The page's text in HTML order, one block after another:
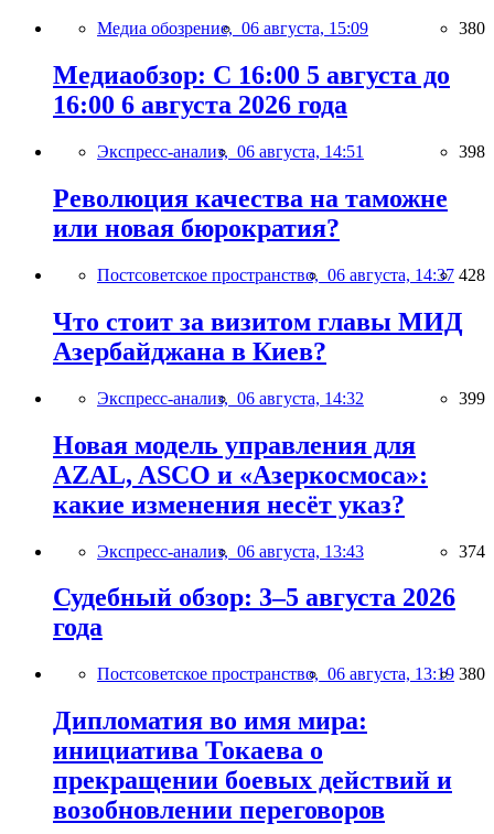
Медиа обозрение, 06 августа, 15:09 380
Медиаобзор: С 16:00 5 августа до
16:00 6 августа 2026 года
Экспресс-анализ, 06 августа, 14:51 398
Революция качества на таможне
или новая бюрократия?
Постсоветское пространство, 06 августа, 14:37 428
Что стоит за визитом главы МИД
Азербайджана в Киев?
Экспресс-анализ, 06 августа, 14:32 399
Новая модель управления для
AZAL, ASCO и «Азеркосмоса»:
какие изменения несёт указ?
Экспресс-анализ, 06 августа, 13:43 374
Судебный обзор: 3–5 августа 2026
года
Постсоветское пространство, 06 августа, 13:19 380
Дипломатия во имя мира:
инициатива Токаева о
прекращении боевых действий и
возобновлении переговоров